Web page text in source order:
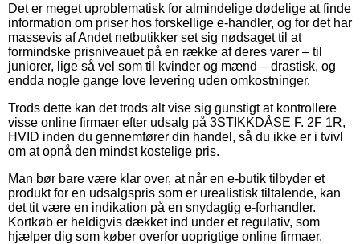
Det er meget uproblematisk for almindelige dødelige at finde
information om priser hos forskellige e-handler, og for det har
massevis af Andet netbutikker set sig nødsaget til at
formindske prisniveauet på en række af deres varer – til
juniorer, lige så vel som til kvinder og mænd – drastisk, og
endda nogle gange love levering uden omkostninger.
Trods dette kan det trods alt vise sig gunstigt at kontrollere
visse online firmaer efter udsalg på 3STIKKDÅSE F. 2F 1R,
HVID inden du gennemfører din handel, så du ikke er i tvivl
om at opnå den mindst kostelige pris.
Man bør bare være klar over, at når en e-butik tilbyder et
produkt for en udsalgspris som er urealistisk tiltalende, kan
det tit være en indikation på en snydagtig e-forhandler.
Kortkøb er heldigvis dækket ind under et regulativ, som
hjælper dig som køber overfor uoprigtige online firmaer.